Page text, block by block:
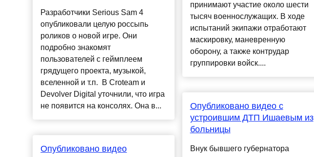
Разработчики Serious Sam 4
опубликовали целую россыпь
роликов о новой игре. Они
подробно знакомят
пользователей с геймплеем
грядущего проекта, музыкой,
вселенной и т.п. В Croteam и
Devolver Digital уточнили, что игра
не появится на консолях. Она в...
Опубликовано видео
принимают участие около шести
тысяч военнослужащих. В ходе
испытаний экипажи отработают
маскировку, маневренную
оборону, а также контрудар
группировки войск....
Опубликовано видео с
устроившим ДТП Ишаевым из
больницы
Внук бывшего губернатора